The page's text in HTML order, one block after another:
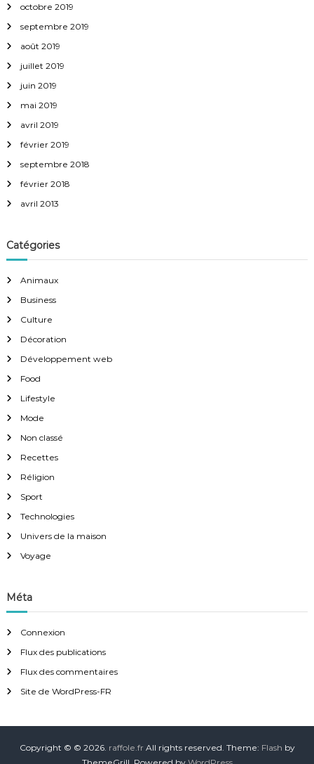
octobre 2019
septembre 2019
août 2019
juillet 2019
juin 2019
mai 2019
avril 2019
février 2019
septembre 2018
février 2018
avril 2013
Catégories
Animaux
Business
Culture
Décoration
Développement web
Food
Lifestyle
Mode
Non classé
Recettes
Réligion
Sport
Technologies
Univers de la maison
Voyage
Méta
Connexion
Flux des publications
Flux des commentaires
Site de WordPress-FR
Copyright © © 2026. raffole.frAll rights reserved. Theme: Flash by